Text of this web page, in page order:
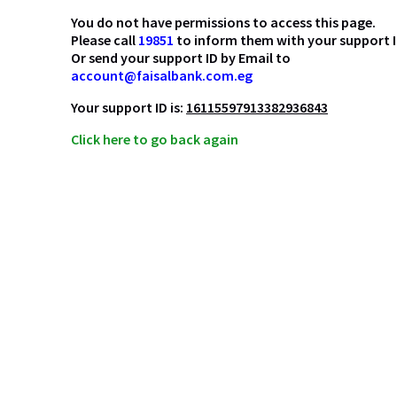
You do not have permissions to access this page.
Please call 19851 to inform them with your support
Or send your support ID by Email to
account@faisalbank.com.eg
Your support ID is: 16115597913382936843
Click here to go back again